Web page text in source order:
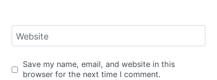
Website
Save my name, email, and website in this
browser for the next time I comment.